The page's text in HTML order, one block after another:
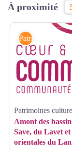
À proximité
Patrimoines
Patrimoines
Amont des
Save, du Lavet
orientales du